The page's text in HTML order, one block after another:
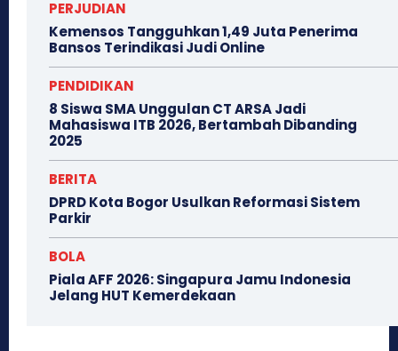
PERJUDIAN
Kemensos Tangguhkan 1,49 Juta Penerima
Bansos Terindikasi Judi Online
PENDIDIKAN
8 Siswa SMA Unggulan CT ARSA Jadi
Mahasiswa ITB 2026, Bertambah Dibanding
2025
BERITA
DPRD Kota Bogor Usulkan Reformasi Sistem
Parkir
BOLA
Piala AFF 2026: Singapura Jamu Indonesia
Jelang HUT Kemerdekaan